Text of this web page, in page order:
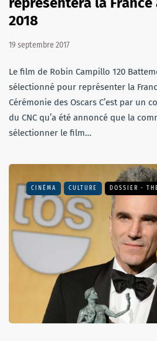
2018
19 septembre 2017
Le film de Robin Campillo 120
sélectionné pour représenter la
Cérémonie des Oscars C’est par un
du CNC qu’a été annoncé que la
sélectionner le film…
CINÉMA CULTURE DOSSIER -